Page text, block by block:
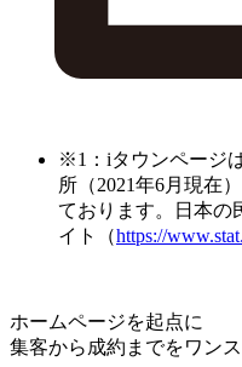
※1：iタウンページ
所（2021年6月現在
ております。日本の
イト（https://
ホームページを起点に
集客から成約までをワン